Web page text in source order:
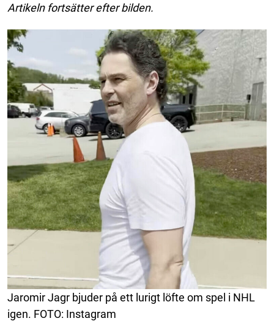
Artikeln fortsätter efter bilden.
Jaromir Jagr bjuder på ett lurigt löfte om spel i NHL
igen. FOTO: Instagram